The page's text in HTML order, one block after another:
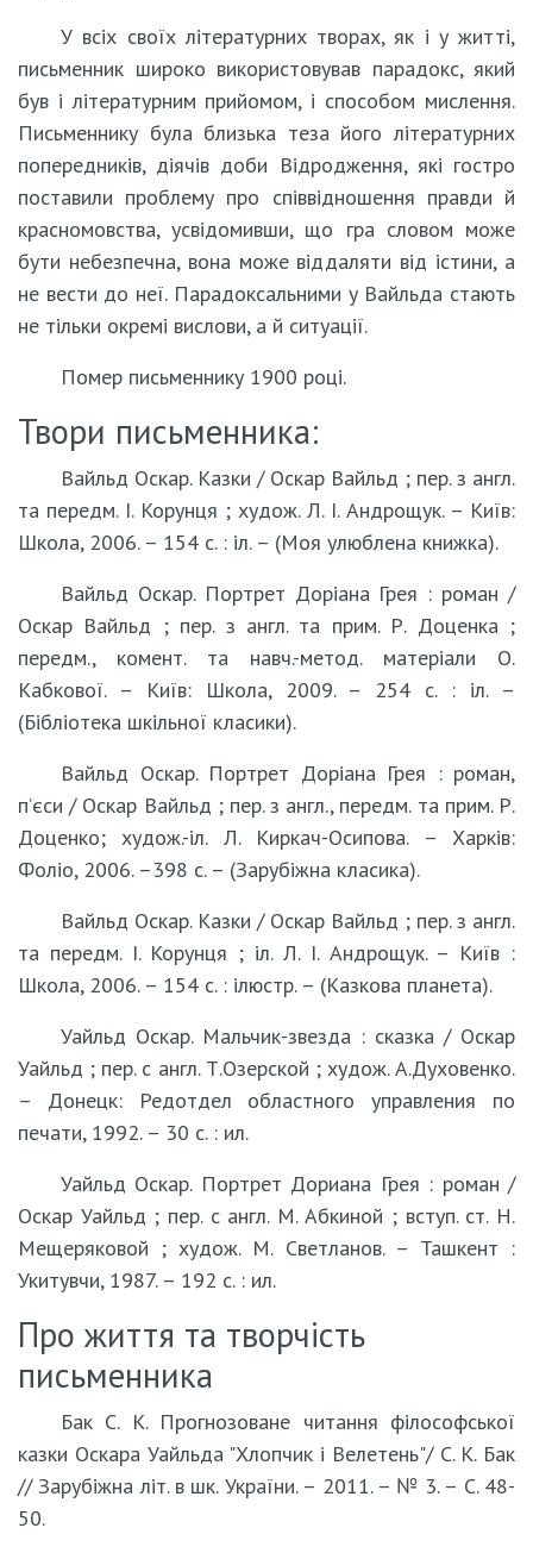
У всіх своїх літературних творах, як і у житті,
письменник широко використовував парадокс, який
був і літературним прийомом, і способом мислення.
Письменнику була близька теза його літературних
попередників, діячів доби Відродження, які гостро
поставили проблему про співвідношення правди й
красномовства, усвідомивши, що гра словом може
бути небезпечна, вона може віддаляти від істини, а
не вести до неї. Парадоксальними у Вайльда стають
не тільки окремі вислови, а й ситуації.
Помер письменнику 1900 році.
Твори письменника:
Вайльд Оскар. Казки / Оскар Вайльд ; пер. з англ.
та передм. І. Корунця ; худож. Л. І. Андрощук. – Київ:
Школа, 2006. – 154 с. : іл. – (Моя улюблена книжка).
Вайльд Оскар. Портрет Доріана Грея : роман /
Оскар Вайльд ; пер. з англ. та прим. Р. Доценка ;
передм., комент. та навч.-метод. матеріали О.
Кабкової. – Київ: Школа, 2009. – 254 с. : іл. –
(Бібліотека шкільної класики).
Вайльд Оскар. Портрет Доріана Грея : роман,
п’єси / Оскар Вайльд ; пер. з англ., передм. та прим. Р.
Доценко; худож.-іл. Л. Киркач-Осипова. – Харків:
Фоліо, 2006. –398 с. – (Зарубіжна класика).
Вайльд Оскар. Казки / Оскар Вайльд ; пер. з англ.
та передм. І. Корунця ; іл. Л. І. Андрощук. – Київ :
Школа, 2006. – 154 с. : ілюстр. – (Казкова планета).
Уайльд Оскар. Мальчик-звезда : сказка / Оскар
Уайльд ; пер. с англ. Т.Озерской ; худож. А.Духовенко.
– Донецк: Редотдел областного управления по
печати, 1992. – 30 с. : ил.
Уайльд Оскар. Портрет Дориана Грея : роман /
Оскар Уайльд ; пер. с англ. М. Абкиной ; вступ. ст. Н.
Мещеряковой ; худож. М. Светланов. – Ташкент :
Укитувчи, 1987. – 192 с. : ил.
Про життя та творчість
письменника
Бак С. К. Прогнозоване читання філософської
казки Оскара Уайльда "Хлопчик і Велетень"/ С. К. Бак
// Зарубіжна літ. в шк. України. – 2011. – № 3. – С. 48-
50.